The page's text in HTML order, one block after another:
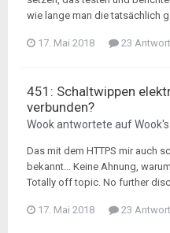
wie lange man die tatsächlich
17. Mai 2018 23
451: Schaltwippen
verbunden?
Wookantwortete aufWook
Das mit dem HTTPS mir auch
bekannt... Keine Ahnung,
Totally off topic. No further
17. Mai 2018 23